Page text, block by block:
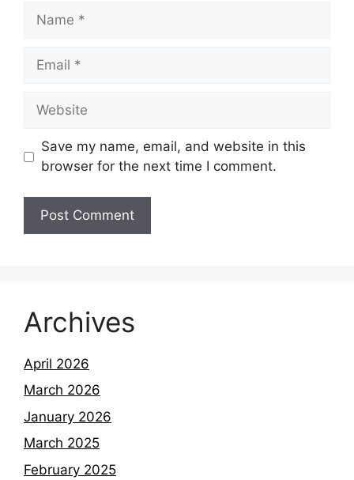
Name
Email
Website
Save my name, email, and website in this
browser for the next time I comment.
Archives
April 2026
March 2026
January 2026
March 2025
February 2025